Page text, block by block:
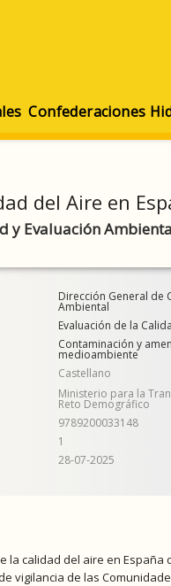
Confederaciones
del Aire en
y Evaluación
Dirección General de
Ambiental
Evaluación de la
Contaminación y
medioambiente
Castellano
Ministerio para la
Reto Demográfico
9789200033148
1
28-07-2025
la calidad del aire en
vigilancia de las